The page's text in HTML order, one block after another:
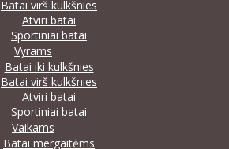
Batai virš kulkšnies
Atviri batai
Sportiniai batai
Vyrams
Batai iki kulkšnies
Batai virš kulkšnies
Atviri batai
Sportiniai batai
Vaikams
Batai mergaitėms